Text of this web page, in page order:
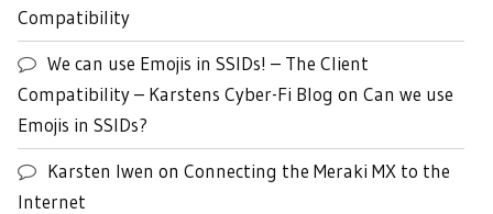
Compatibility
We can use Emojis in SSIDs! – The Client
Compatibility – Karstens Cyber-Fi Blog on Can we use
Emojis in SSIDs?
Karsten Iwen on Connecting the Meraki MX to the
Internet